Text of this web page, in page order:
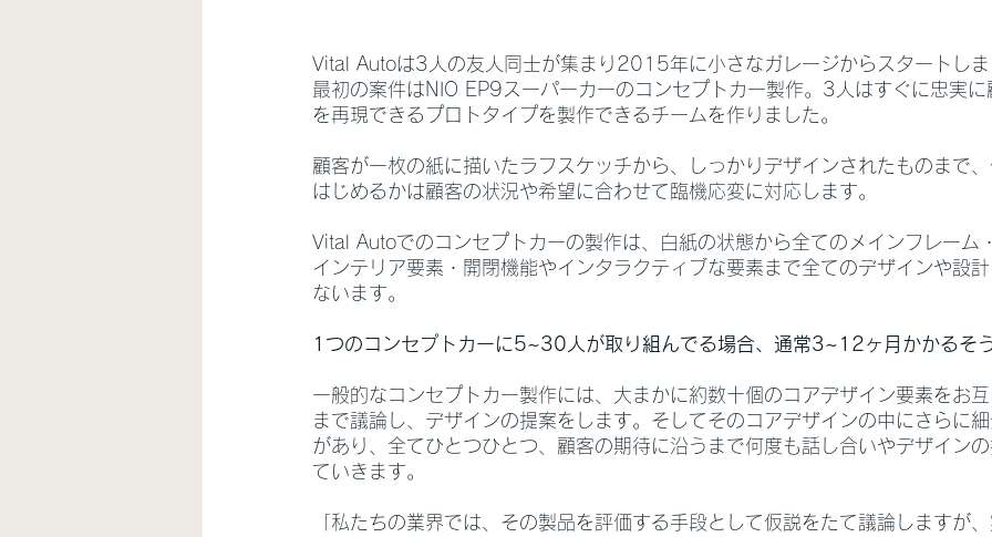
Vital Autoは3人の友人同士が集まり2015年に小さなガレージからスタートしま
最初の案件はNIO EP9スーパーカーのコンセプトカー製作。3人はすぐに忠実に
を再現できるプロトタイプを製作できるチームを作りました。
顧客が一枚の紙に描いたラフスケッチから、しっかりデザインされたものまで
はじめるかは顧客の状況や希望に合わせて臨機応変に対応します。
Vital Autoでのコンセプトカーの製作は、白紙の状態から全てのメインフレーム
インテリア要素・開閉機能やインタラクティブな要素まで全てのデザインや設
ないます。
1つのコンセプトカーに5~30人が取り組んでる場合、通常3~12ヶ月かかるそう
一般的なコンセプトカー製作には、大まかに約数十個のコアデザイン要素をお互
まで議論し、デザインの提案をします。そしてそのコアデザインの中にさらに
があり、全てひとつひとつ、顧客の期待に沿うまで何度も話し合いやデザイン
ていきます。
「私たちの業界では、その製品を評価する手段として仮説をたて議論しますが